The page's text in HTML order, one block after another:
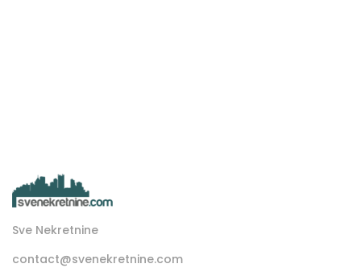
Sve Nekretnine
contact@svenekretnine.com